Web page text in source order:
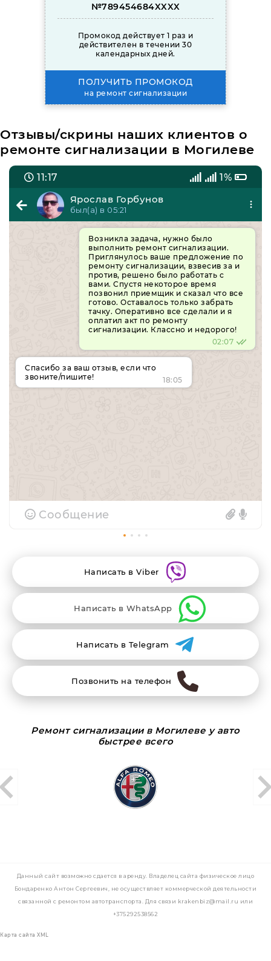
№789454684XXXX
Промокод действует 1 раз и
действителен в течении 30
календарных дней.
ПОЛУЧИТЬ ПРОМОКОД
на ремонт сигнализации
Отзывы/скрины наших клиентов о
ремонте сигнализации в Могилеве
11:17
1%
Ярослав Горбунов
был(а) в 05:21
Возникла задача, нужно было
выполнить ремонт сигнализации.
Приглянулось ваше предложение по
ремонту сигнализации, взвесив за и
против, решено было работать с
вами. Спустя некоторое время
позвонил приемщик и сказал что все
готово. Оставалось только забрать
тачку. Оперативно все сделали и я
оплатил акт по ремонту
сигнализации. Классно и недорого!
02:07
Спасибо за ваш отзыв, если что
звоните/пишите!
18:05
Сообщение
Написать в Viber
Написать в WhatsApp
Написать в Telegram
Позвонить на телефон
Ремонт сигнализации в Могилеве у авто
быстрее всего
Данный сайт возможно сдается в аренду. Владелец сайта физическое лицо
Бондаренко Антон Сергеевич, не осуществляет коммерческой деятельности
связанной с ремонтом автотранспорта. Для связи krakenbiz@mail.ru или
+375292538562
Карта сайта XML